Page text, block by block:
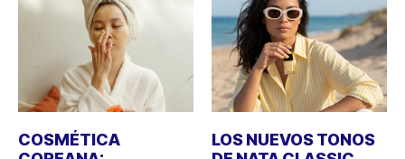
COSMÉTICA
LOS NUEVOS TONOS